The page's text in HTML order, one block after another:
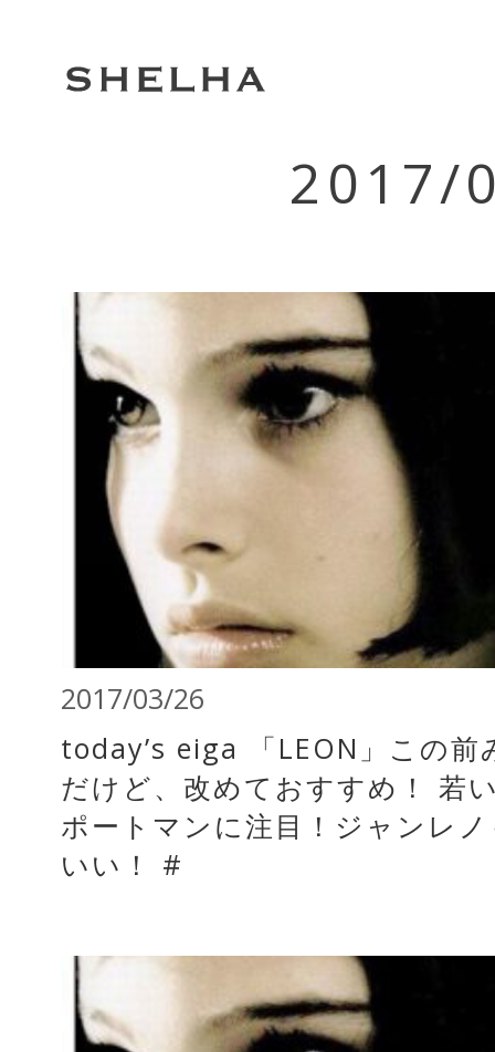
2017/
2017/03/26
today’s eiga 「LEON」この前
だけど、改めておすすめ！ 若
ポートマンに注目！ジャンレ
いい！ #